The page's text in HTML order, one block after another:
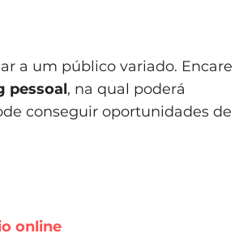
a um público variado. Encare
pessoal, na qual poderá
conseguir oportunidades de
online